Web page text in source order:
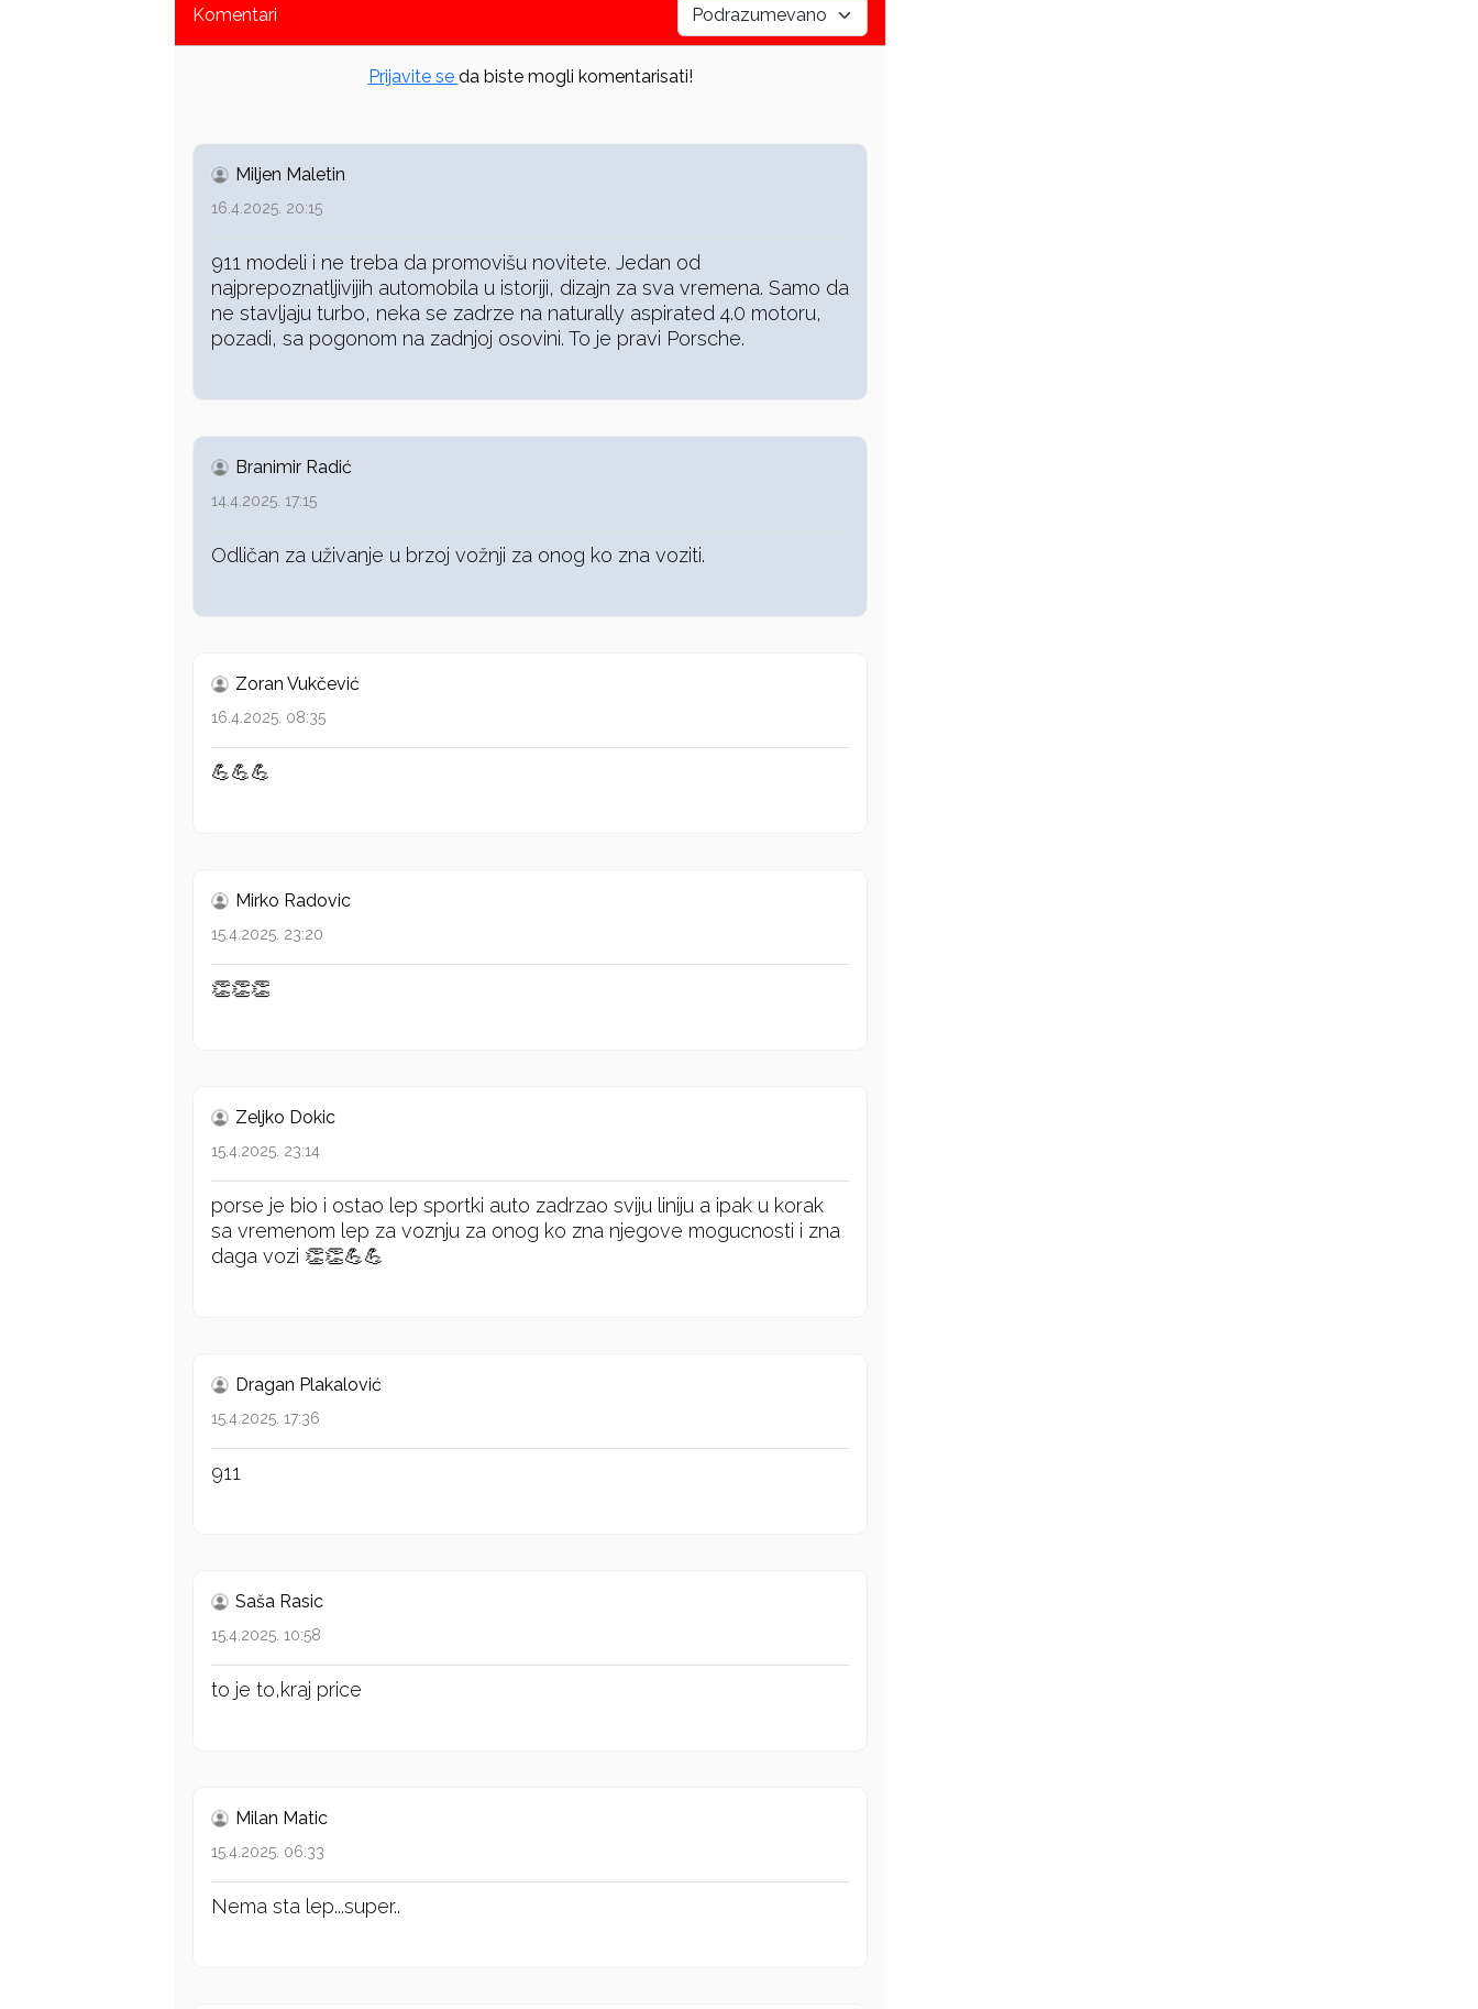
Komentari
Prijavite se da biste mogli komentarisati!
Miljen Maletin
16.4.2025. 20:15
911 modeli i ne treba da promovišu novitete. Jedan od
najprepoznatljivijih automobila u istoriji, dizajn za sva vremena. Samo da
ne stavljaju turbo, neka se zadrze na naturally aspirated 4.0 motoru,
pozadi, sa pogonom na zadnjoj osovini. To je pravi Porsche.
Branimir Radić
14.4.2025. 17:15
Odličan za uživanje u brzoj vožnji za onog ko zna voziti.
Zoran Vukčević
16.4.2025. 08:35
💪💪💪
Mirko Radovic
15.4.2025. 23:20
👏👏👏
Zeljko Dokic
15.4.2025. 23:14
porse je bio i ostao lep sportki auto zadrzao sviju liniju a ipak u korak
sa vremenom lep za voznju za onog ko zna njegove mogucnosti i zna
daga vozi 👏👏💪💪
Dragan Plakalović
15.4.2025. 17:36
911
Saša Rasic
15.4.2025. 10:58
to je to,kraj price
Milan Matic
15.4.2025. 06:33
Nema sta lep...super..